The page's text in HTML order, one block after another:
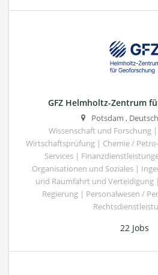
GFZ Helmholtz-Zentrum
Potsdam ,
Wissenschaft und Forschung
Wirtschaftsprüfung | Chemie /
Services |
Organisationen und Soziales |
und Raumfahrt und
Regierung | Personalwesen /
22 Jobs